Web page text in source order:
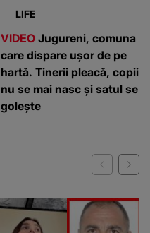
LIFE
VIDEO Jugureni, comuna
care dispare ușor de pe
hartă. Tinerii pleacă, copii
nu se mai nasc și satul se
golește